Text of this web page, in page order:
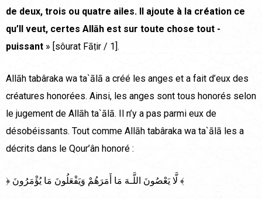
de deux, trois ou quatre ailes. Il ajoute à la création ce
qu’Il veut, certes Allāh est sur toute chose tout -
puissant » [sôurat Fāṭir / 1].
Allāh tabâraka wa ta`ālā a créé les anges et a fait d’eux des
créatures honorées. Ainsi, les anges sont tous honorés selon
le jugement de Allāh ta`ālā. Il n’y a pas parmi eux de
désobéissants. Tout comme Allāh tabâraka wa ta`ālā les a
décrits dans le Qour’ân honoré :
﴿ لَّا يَعْصُونَ اللَّـهَ مَا أَمَرَ‌هُمْ وَيَفْعَلُونَ مَا يُؤْمَرُ‌ونَ ﴾